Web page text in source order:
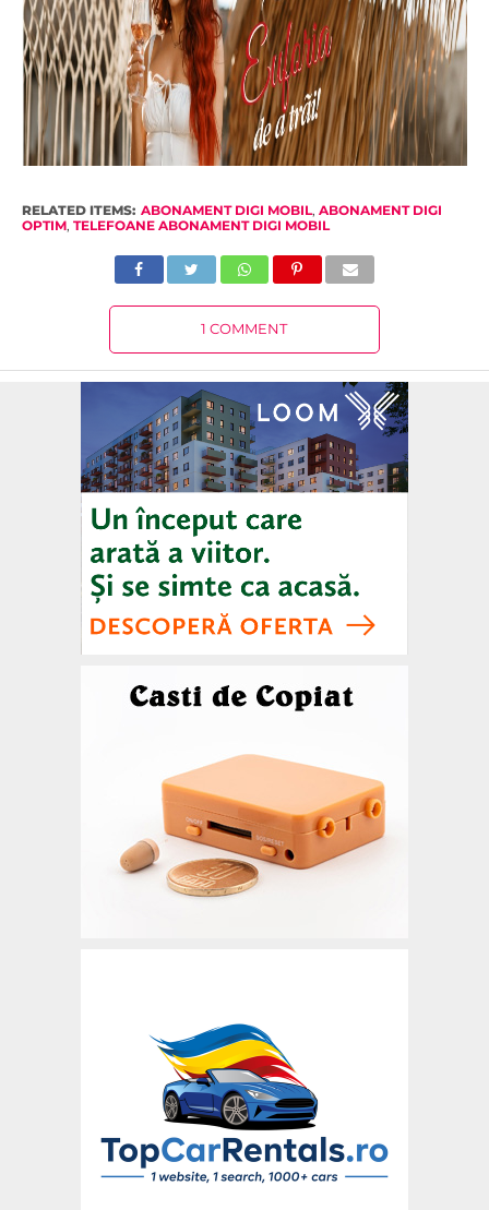
RELATED ITEMS: ABONAMENT DIGI MOBIL, ABONAMENT DIGI
OPTIM, TELEFOANE ABONAMENT DIGI MOBIL
1 COMMENT